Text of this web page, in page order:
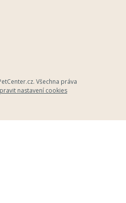
. Všechna práva
nastavení cookies